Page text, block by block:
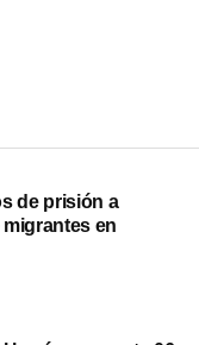
de prisión a
en